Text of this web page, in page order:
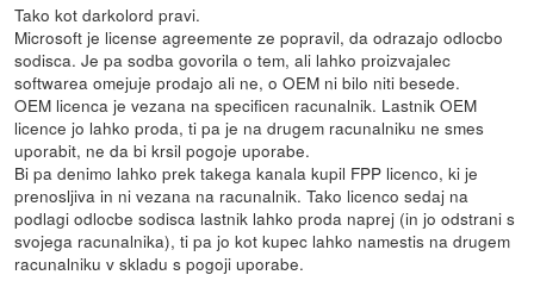
Tako kot darkolord pravi.
Microsoft je license agreemente ze popravil, da odrazajo odlocbo
sodisca. Je pa sodba govorila o tem, ali lahko proizvajalec
softwarea omejuje prodajo ali ne, o OEM ni bilo niti besede.
OEM licenca je vezana na specificen racunalnik. Lastnik OEM
licence jo lahko proda, ti pa je na drugem racunalniku ne smes
uporabit, ne da bi krsil pogoje uporabe.
Bi pa denimo lahko prek takega kanala kupil FPP licenco, ki je
prenosljiva in ni vezana na racunalnik. Tako licenco sedaj na
podlagi odlocbe sodisca lastnik lahko proda naprej (in jo odstrani s
svojega racunalnika), ti pa jo kot kupec lahko namestis na drugem
racunalniku v skladu s pogoji uporabe.